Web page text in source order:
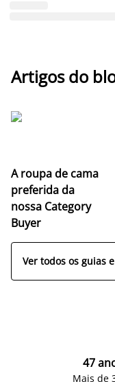
Artigos do
A roupa de cama
preferida da
nossa Category
Buyer
Ver todos os guias
47
Mais de